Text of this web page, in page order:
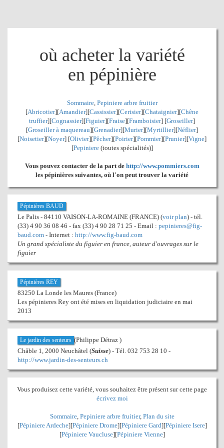
où acheter la variété
en pépinière
Sommaire, Pepiniere arbre fruitier
[Abricotier][Amandier][Cassissier][Cerisier][Chataignier][Chêne
truffier][Cognassier][Figuier][Fraise][Framboisier] [Groseiller]
[Groseiller à maquereau][Grenadier][Murier][Myrtillier][Néflier]
[Noisetier][Noyer] [Olivier][Pêcher][Poirier][Pommier][Prunier][Vigne]
[Pepiniere(toutes spécialités)]
Vous pouvez contacter de la part de http://www.pommiers.com
les pépinières suivantes, où l'on peut trouver la variété
Pépinières BAUD
Le Palis - 84110 VAISON-LA-ROMAINE (FRANCE) (voir plan) - tél.
(33) 4 90 36 08 46 - fax (33) 4 90 28 71 25 - Email : pepinieres@fig-
baud.com - Internet : http://www.fig-baud.com
Un grand spécialiste du figuier en france, auteur d'ouvrages sur le
figuier
Pépinières REY
83250 La Londe les Maures (France)
Les pépinieres Rey ont été mises en liquidation judiciaire en mai
2013
Le jardin des senteurs (Philippe Détraz )
Châble 1, 2000 Neuchâtel (Suisse) - Tél. 032 753 28 10 -
http://www.jardin-des-senteurs.ch
Vous produisez cette variété, vous souhaitez être présent sur cette page
écrivez moi
Sommaire, Pepiniere arbre fruitier, Plan du site
[Pépiniere Ardeche][Pépiniere Drome][Pépiniere Gard][Pépiniere Isere]
[Pépiniere Vaucluse][Pépiniere Vienne]